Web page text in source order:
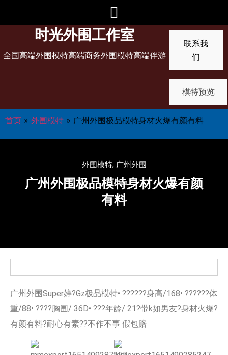
时光外围工作室
全国高端外围模特高端商务外围模特高端伴游
联系我
们
模特预览
首页 » 外围模特 » 广州外围极品模特身材火爆有颜有料
外围模特, 广州外围
广州外围极品模特身材火爆有颜
有料
广州外围Super婷?Gz极品模特• ??????身高/168• ??????体
重/88• ????胸围/ 36D• ???年龄/ 21?带k如男友?身材火爆?
有颜有料?耐心有素??不作不事 假包赔